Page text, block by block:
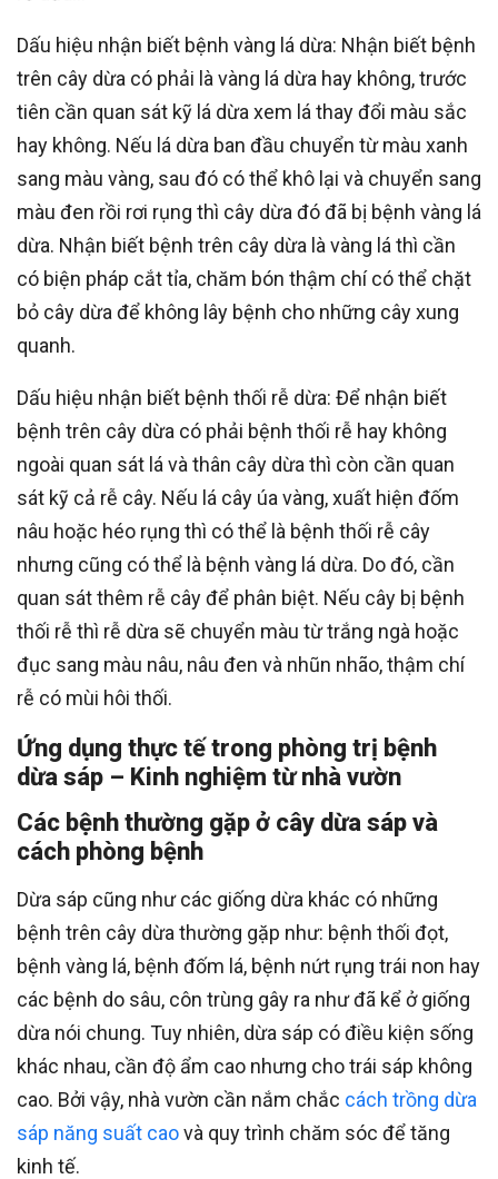
Dấu hiệu nhận biết bệnh vàng lá dừa: Nhận biết bệnh
trên cây dừa có phải là vàng lá dừa hay không, trước
tiên cần quan sát kỹ lá dừa xem lá thay đổi màu sắc
hay không. Nếu lá dừa ban đầu chuyển từ màu xanh
sang màu vàng, sau đó có thể khô lại và chuyển sang
màu đen rồi rơi rụng thì cây dừa đó đã bị bệnh vàng lá
dừa. Nhận biết bệnh trên cây dừa là vàng lá thì cần
có biện pháp cắt tỉa, chăm bón thậm chí có thể chặt
bỏ cây dừa để không lây bệnh cho những cây xung
quanh.
Dấu hiệu nhận biết bệnh thối rễ dừa: Để nhận biết
bệnh trên cây dừa có phải bệnh thối rễ hay không
ngoài quan sát lá và thân cây dừa thì còn cần quan
sát kỹ cả rễ cây. Nếu lá cây úa vàng, xuất hiện đốm
nâu hoặc héo rụng thì có thể là bệnh thối rễ cây
nhưng cũng có thể là bệnh vàng lá dừa. Do đó, cần
quan sát thêm rễ cây để phân biệt. Nếu cây bị bệnh
thối rễ thì rễ dừa sẽ chuyển màu từ trắng ngà hoặc
đục sang màu nâu, nâu đen và nhũn nhão, thậm chí
rễ có mùi hôi thối.
Ứng dụng thực tế trong phòng trị bệnh
dừa sáp – Kinh nghiệm từ nhà vườn
Các bệnh thường gặp ở cây dừa sáp và
cách phòng bệnh
Dừa sáp cũng như các giống dừa khác có những
bệnh trên cây dừa thường gặp như: bệnh thối đọt,
bệnh vàng lá, bệnh đốm lá, bệnh nứt rụng trái non hay
các bệnh do sâu, côn trùng gây ra như đã kể ở giống
dừa nói chung. Tuy nhiên, dừa sáp có điều kiện sống
khác nhau, cần độ ẩm cao nhưng cho trái sáp không
cao. Bởi vậy, nhà vườn cần nắm chắc cách trồng dừa
sáp năng suất caovà quy trình chăm sóc để tăng
kinh tế.